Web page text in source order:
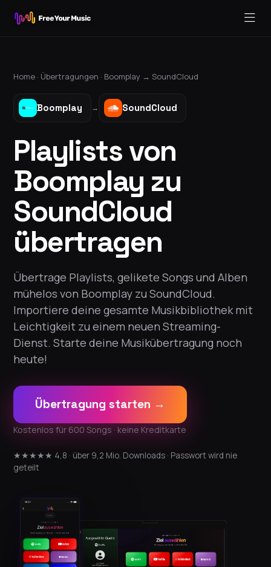
Home · Übertragungen · Boomplay → SoundCloud
Boomplay → SoundCloud
Playlists von
Boomplay zu
SoundCloud
übertragen
Übertrage Playlists, gelikete Songs und Alben
mühelos von Boomplay zu SoundCloud.
Importiere deine gesamte Musikbibliothek mit
Leichtigkeit zu einem neuen Streaming-
Dienst. Starte deine Musikübertragung noch
heute!
Übertragung starten →
Kostenlos für 600 Songs · keine Kreditkarte
★★★★★ 4,8 · über 9,2 Mio. Downloads · Passwort wird nie
geteilt